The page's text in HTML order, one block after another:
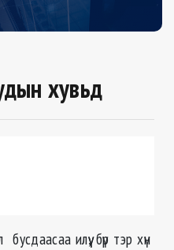
хувьд
илүү, бүр тэр хүн